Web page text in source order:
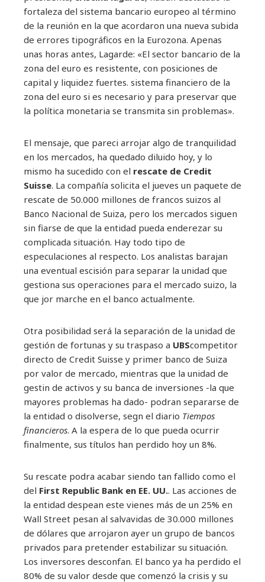
fortaleza del sistema bancario europeo al término
de la reunión en la que acordaron una nueva subida
de errores tipográficos en la Eurozona. Apenas
unas horas antes, Lagarde: «El sector bancario de la
zona del euro es resistente, con posiciones de
capital y liquidez fuertes. sistema financiero de la
zona del euro si es necesario y para preservar que
la política monetaria se transmita sin problemas».
El mensaje, que pareci arrojar algo de tranquilidad
en los mercados, ha quedado diluido hoy, y lo
mismo ha sucedido con el rescate de Credit
Suisse. La compañía solicita el jueves un paquete de
rescate de 50.000 millones de francos suizos al
Banco Nacional de Suiza, pero los mercados siguen
sin fiarse de que la entidad pueda enderezar su
complicada situación. Hay todo tipo de
especulaciones al respecto. Los analistas barajan
una eventual escisión para separar la unidad que
gestiona sus operaciones para el mercado suizo, la
que jor marche en el banco actualmente.
Otra posibilidad será la separación de la unidad de
gestión de fortunas y su traspaso a UBScompetitor
directo de Credit Suisse y primer banco de Suiza
por valor de mercado, mientras que la unidad de
gestin de activos y su banca de inversiones -la que
mayores problemas ha dado- podran separarse de
la entidad o disolverse, segn el diario Tiempos
financieros. A la espera de lo que pueda ocurrir
finalmente, sus títulos han perdido hoy un 8%.
Su rescate podra acabar siendo tan fallido como el
del First Republic Bank en EE. UU.. Las acciones de
la entidad despean este vienes más de un 25% en
Wall Street pesan al salvavidas de 30.000 millones
de dólares que arrojaron ayer un grupo de bancos
privados para pretender estabilizar su situación.
Los inversores desconfan. El banco ya ha perdido el
80% de su valor desde que comenzó la crisis y su